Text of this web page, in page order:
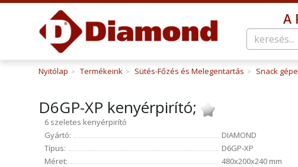
A
Nyitólap > Termékeink > Sütés-Főzés és Melegentartás > Snack
D6GP-XP kenyérpirító;
6 szeletes kenyérpirító
Gyártó:
DIAMOND
Típus:
D6GP-XP
Méret:
480x200x240 mm